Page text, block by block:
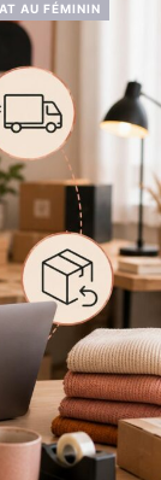
AU FÉMININ